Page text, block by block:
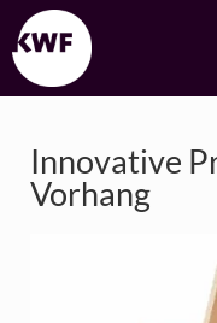
Innovative
Vorhang